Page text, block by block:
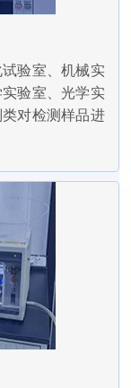
验室、机械实
验室、光学实
对检测样品进